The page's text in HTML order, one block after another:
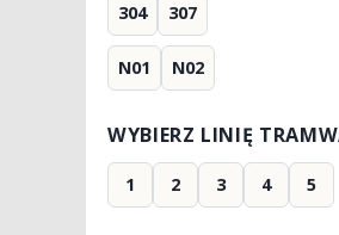
304 307
N01 N02
WYBIERZ LINIĘ
1 2 3 4 5